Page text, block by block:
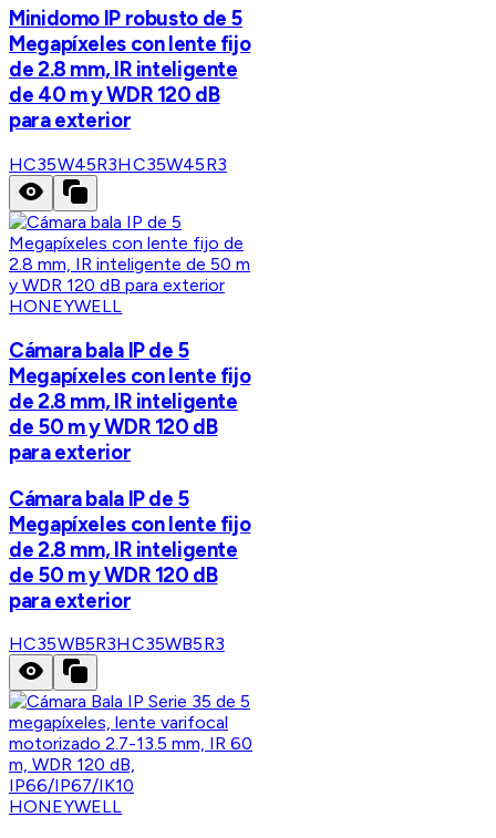
Minidomo IP robusto de 5
Megapíxeles con lente fijo
de 2.8 mm, IR inteligente
de 40 m y WDR 120 dB
para exterior
HC35W45R3HC35W45R3
HONEYWELL
Cámara bala IP de 5
Megapíxeles con lente fijo
de 2.8 mm, IR inteligente
de 50 m y WDR 120 dB
para exterior
Cámara bala IP de 5
Megapíxeles con lente fijo
de 2.8 mm, IR inteligente
de 50 m y WDR 120 dB
para exterior
HC35WB5R3HC35WB5R3
HONEYWELL